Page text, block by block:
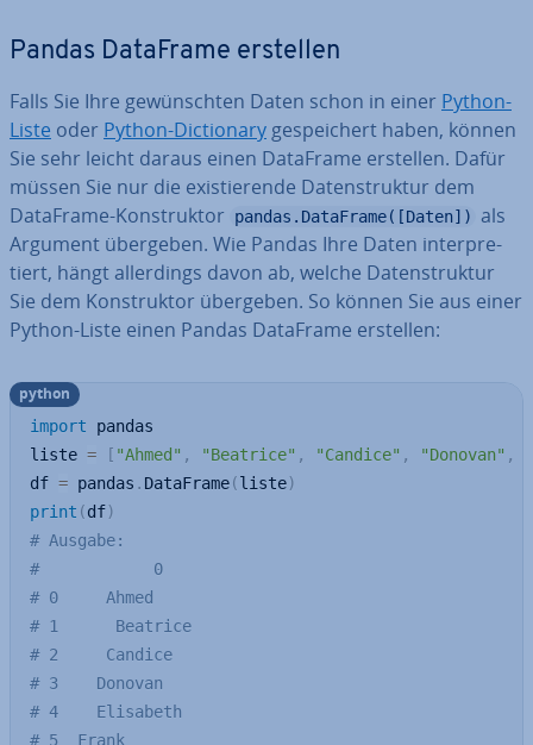
Pandas DataFrame erstellen
Falls Sie Ihre ge­wünsch­ten Daten schon in einer Python-
Liste oder Python-Dic­tion­a­ry ge­spei­chert haben, können
Sie sehr leicht daraus einen DataFrame erstellen. Dafür
müssen Sie nur die exis­tie­ren­de Da­ten­struk­tur dem
DataFrame-Kon­struk­tor
pandas.DataFrame([Daten]) als
Argument übergeben. Wie Pandas Ihre Daten in­ter­pre­
tiert, hängt al­ler­dings davon ab, welche Da­ten­struk­tur
Sie dem Kon­struk­tor übergeben. So können Sie aus einer
Python-Liste einen Pandas DataFrame erstellen:
import pandas
liste = [ "Ahmed" , "Beatrice" , "Candice" , "Donovan" ,
df = pandas . DataFrame(liste)
print (df)
# Ausgabe:
#            0
# 0     Ahmed
# 1      Beatrice
# 2     Candice
# 3    Donovan
# 4    Elisabeth
# 5  Frank
python